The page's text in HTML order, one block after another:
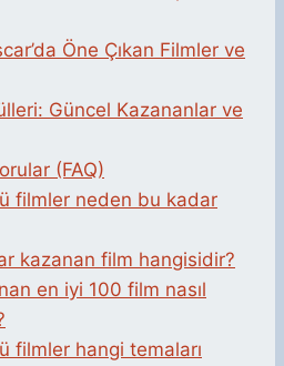
Öne Çıkan Filmler ve
Güncel Kazananlar ve
(FAQ)
filmler neden bu kadar
kazanan film hangisidir?
en iyi 100 film nasıl
filmler hangi temaları